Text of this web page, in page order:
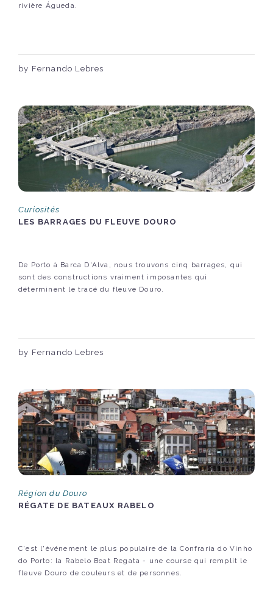
rivière Águeda.
by Fernando Lebres
Curiosités
LES BARRAGES DU FLEUVE DOURO
De Porto à Barca D'Alva, nous trouvons cinq barrages, qui
sont des constructions vraiment imposantes qui
déterminent le tracé du fleuve Douro.
by Fernando Lebres
Région du Douro
RÉGATE DE BATEAUX RABELO
C'est l'événement le plus populaire de la Confraria do Vinho
do Porto: la Rabelo Boat Regata - une course qui remplit le
fleuve Douro de couleurs et de personnes.